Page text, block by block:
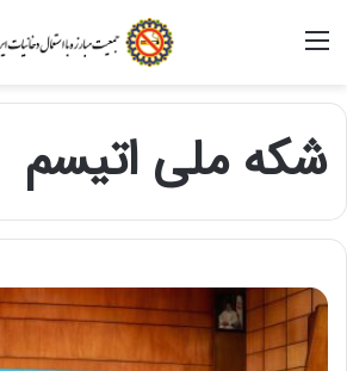
شکه ملی اتیسم